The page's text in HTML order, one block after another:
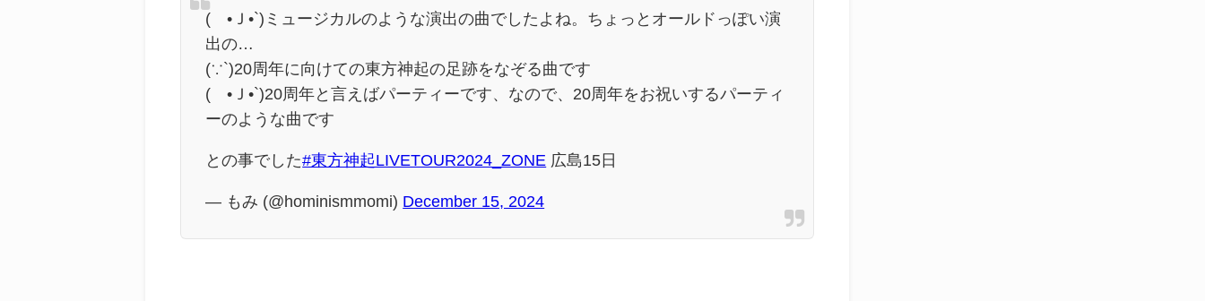
(´•Ｊ•`)ミュージカルのような演出の曲でしたよね。ちょっとオールドっぽい演
出の…
(∵`)20周年に向けての東方神起の足跡をなぞる曲です
(´•Ｊ•`)20周年と言えばパーティーです、なので、20周年をお祝いするパーティ
ーのような曲です
との事でした#東方神起LIVETOUR2024_ZONE 広島15日
— もみ (@hominismmomi) December 15, 2024